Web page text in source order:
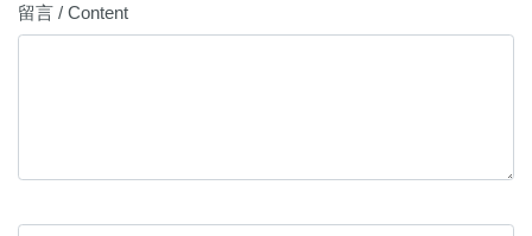
留言 / Content